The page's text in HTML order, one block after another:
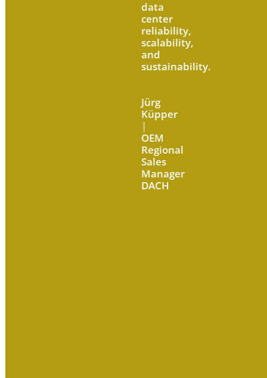
data
center
reliability,
scalability,
and
sustainability.
Jürg
Küpper
|
OEM
Regional
Sales
Manager
DACH